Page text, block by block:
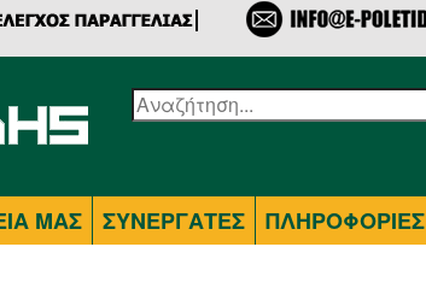
ΜΑΣ ΣΥΝΕΡΓΑΤΕΣ ΠΛΗΡΟΦΟΡΙΕΣ